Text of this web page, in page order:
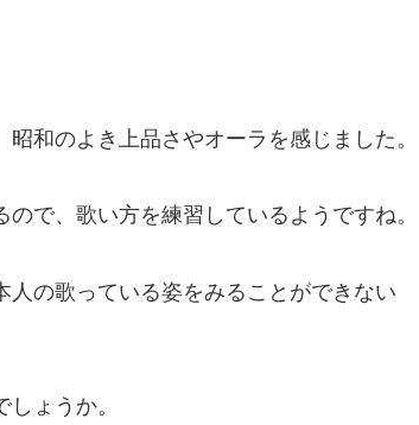
和のよき上品さやオーラを感じました。
で、歌い方を練習しているようですね。
の歌っている姿をみることができない
ょうか。